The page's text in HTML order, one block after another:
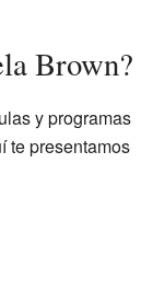
Brown?
y programas
te presentamos